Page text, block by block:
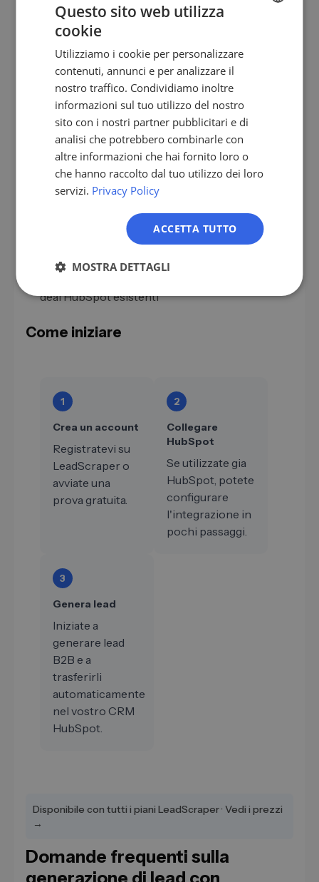
Identificare le aziende che visitano il vostro sito
web e che sono gia presenti nel vostro CRM
Inviare automaticamente o manualmente i
risultati di ricerca da LeadScraper a HubSpot
Creare nuove aziende in HubSpot con i dati
LeadScraper
Creare nuove attivita o deal per le aziende
collegate direttamente da LeadScraper
Includere o escludere dai feed le aziende gia
presenti nel CRM
Inviare notifiche via e-mail o Slack al
commerciale responsabile
deal HubSpot esistenti
Come iniziare
1
Crea un account
Registratevi su
LeadScraper o
avviate una
prova gratuita.
2
Collegare
HubSpot
Se utilizzate gia
HubSpot, potete
configurare
l'integrazione in
pochi passaggi.
3
Genera lead
Iniziate a
generare lead
B2B e a
trasferirli
automaticamente
nel vostro CRM
HubSpot.
Disponibile con tutti i piani LeadScraper · Vedi i prezzi
→
Domande frequenti sulla
EN
FR
IT
NL
PL
Questo sito web utilizza
cookie
Utilizziamo i cookie per personalizzare
contenuti, annunci e per analizzare il
nostro traffico. Condividiamo inoltre
informazioni sul tuo utilizzo del nostro
sito con i nostri partner pubblicitari e di
analisi che potrebbero combinarle con
altre informazioni che hai fornito loro o
che hanno raccolto dal tuo utilizzo dei loro
servizi. Privacy Policy
ACCETTA TUTTO
MOSTRA DETTAGLI